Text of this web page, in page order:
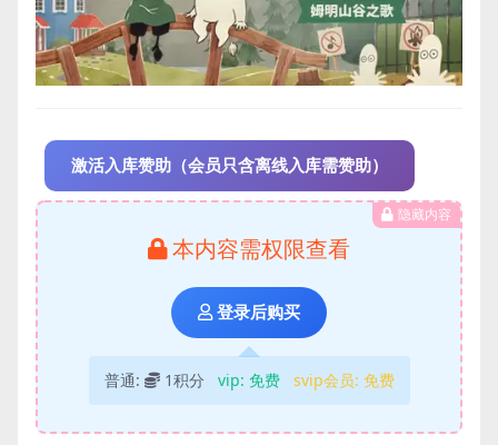
激活入库赞助（会员只含离线入库需赞助）
隐藏内容
本内容需权限查看
登录后购买
普通: 1积分 vip: 免费 svip会员: 免费